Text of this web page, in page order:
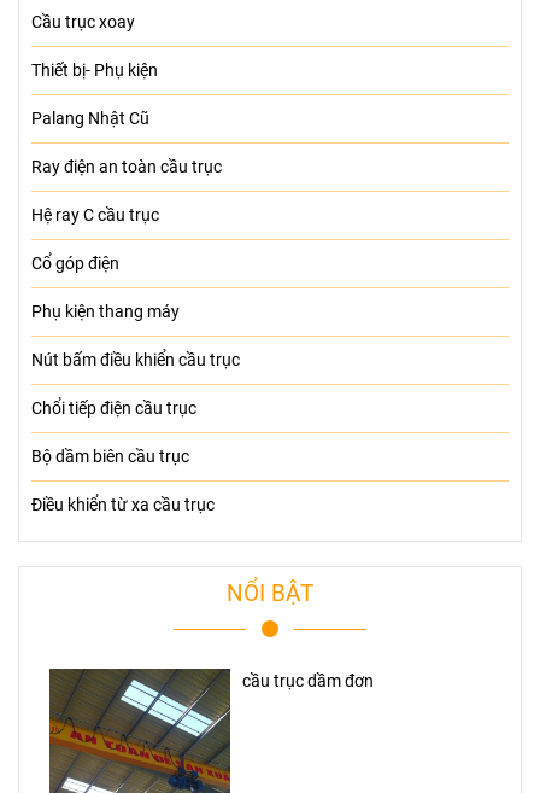
Cầu trục xoay
Thiết bị- Phụ kiện
Palang Nhật Cũ
Ray điện an toàn cầu trục
Hệ ray C cầu trục
Cổ góp điện
Phụ kiện thang máy
Nút bấm điều khiển cầu trục
Chổi tiếp điện cầu trục
Bộ dầm biên cầu trục
Điều khiển từ xa cầu trục
NỔI BẬT
cầu trục dầm đơn